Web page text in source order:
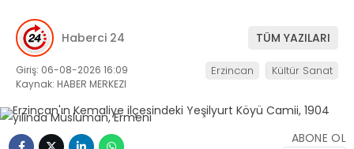
Haberci 24 TÜM YAZILARI
Giriş: 06-08-2026 16:09
Kaynak: HABER MERKEZI
Erzincan Kültür Sanat
ABONE OL